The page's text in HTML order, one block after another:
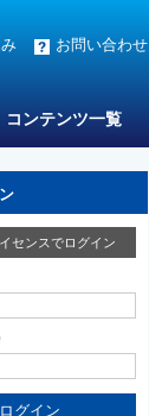
お問い合わせ
コンテンツ一覧
センスでログイン